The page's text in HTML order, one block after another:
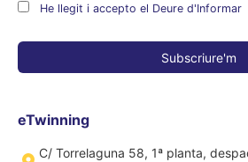
He llegit i accepto el Deure d'Informar
eTwinning
C/ Torrelaguna 58, 1ª planta,